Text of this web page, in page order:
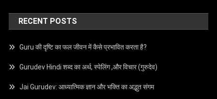
RECENT POSTS
Guru की दृष्टि का फल जीवन में कैसे प्रभावित करता है?
Gurudev Hindi शब्द का अर्थ, स्पेलिंग ,और विचार (गुरुदेव)
Jai Gurudev: आध्यात्मिक ज्ञान और भक्ति का अद्भुत संगम